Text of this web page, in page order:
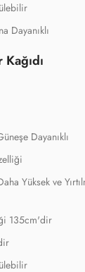
Dayanıklı
Dayanıklı
Yüksek ve
135cm'dir